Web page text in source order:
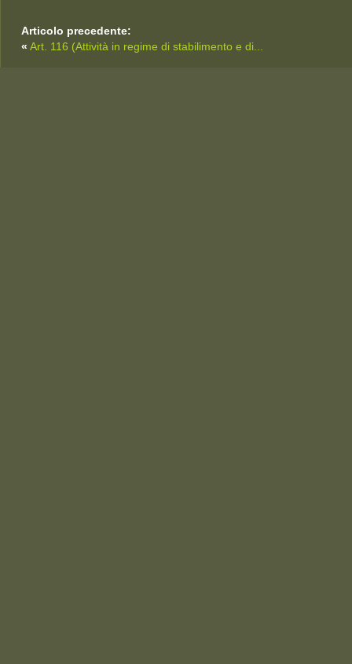
Articolo precedente:
« Art. 116 (Attività in regime di stabilimento e di...